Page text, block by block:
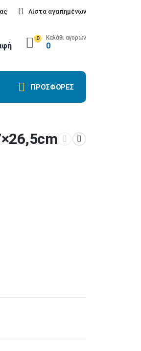
Λίστα αγαπημένων
0 Καλάθι αγορών
0
ΠΡΟΣΦΟΡΕΣ